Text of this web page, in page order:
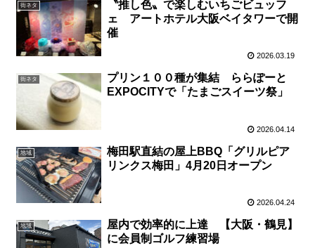
街ネタ
〝推し色〟で楽しむいちごビュッフ
ェ アートホテル大阪ベイタワーで開
催
2026.03.19
街ネタ
プリン１００種が集結 ららぽーと
EXPOCITYで「たまごスイーツ祭」
2026.04.14
地域
梅田駅直結の屋上BBQ「グリルピア
リンクス梅田」4月20日オープン
2026.04.24
地域
屋内で効率的に上達 【大阪・鶴見】
に会員制ゴルフ練習場